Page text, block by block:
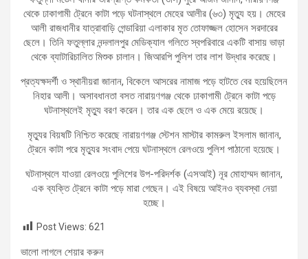
থেকে ঢাকাগামী ট্রেনে কাটা পড়ে ঘটনাস্থলে মেহের আলীর (৬৩) মৃত্যু হয়। মেহের
আলী রাজধানীর যাত্রাবাড়ি গেন্ডারিয়া এলাকার মৃত তোফাজ্জল হোসেন সরদারের
ছেলে। তিনি ফতুল্লার নন্দলালপুর মেডিক্যাল গলিতে স্বপরিবারে একটি বাসায় ভাড়া
থেকে ব্যাটারিচালিত মিশুক চালান। জিআরপি পুলিশ তার লাশ উদ্ধার করেছে।
প্রত্যক্ষদর্শী ও স্থানীয়রা জানান, বিকেলে আসরের নামাজ পড়ে হাটতে বের হয়েছিলেন
নিহার আলী। অসাবধানতা বসত নারায়ণগঞ্জ থেকে ঢাকাগামী ট্রেনে কাটা পড়ে
ঘটনাস্থলেই মৃত্যু বরণ করেন। তার এক ছেলে ও এক মেয়ে রয়েছে।
মৃত্যুর বিয়ষটি নিশ্চিত করেছে নারায়ণগঞ্জ স্টেশন মাস্টার কামরুল ইসলাম জানান,
ট্রেনে কাটা পরে মৃত্যুর সংবাদ পেয়ে ঘটনাস্থলে রেলওয়ে পুলিশ পাঠানো হয়েছে।
ঘটনাস্থলে যাওয়া রেলওয়ে পুলিশের উপ-পরিদর্শক (এসআই) নূর মোহাম্মদ জানান,
এক ব্যক্তি ট্রেনে কাটা পড়ে মারা গেছেন। এই বিষয়ে আইনও ব্যবস্থা নেয়া
হচ্ছে।
Post Views: 621
ভালো লাগলে শেয়ার করুন